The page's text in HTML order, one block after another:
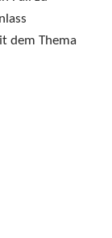
dem Thema